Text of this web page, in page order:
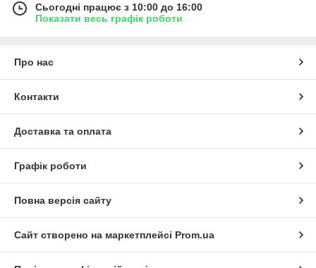
Сьогодні працює з 10:00 до 16:00
Показати весь графік роботи
Про нас
Контакти
Доставка та оплата
Графік роботи
Повна версія сайту
Сайт створено на маркетплейсі Prom.ua